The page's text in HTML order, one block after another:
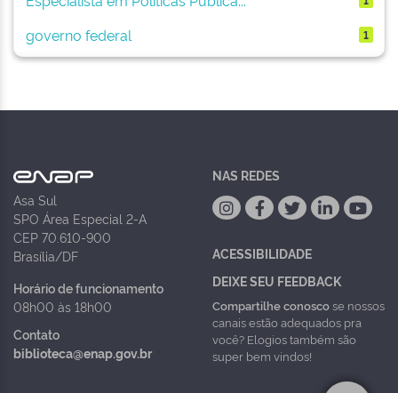
governo federal 1
Asa Sul
SPO Área Especial 2-A
CEP 70.610-900
Brasília/DF
Horário de funcionamento
08h00 às 18h00
Contato
biblioteca@enap.gov.br
NAS REDES
ACESSIBILIDADE
DEIXE SEU FEEDBACK
Compartilhe conoscose nossos
canais estão adequados pra
você? Elogios também são
super bem vindos!